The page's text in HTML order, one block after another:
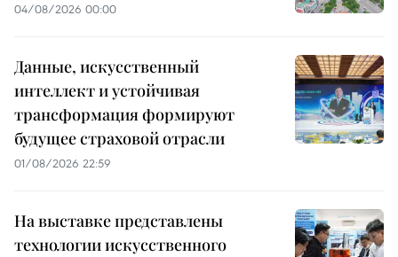
04/08/2026 00:00
Данные, искусственный
интеллект и устойчивая
трансформация формируют
будущее страховой отрасли
01/08/2026 22:59
На выставке представлены
технологии искусственного